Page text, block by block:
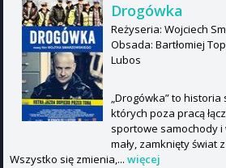
Drogówka
Reżyseria: Wojciech
Obsada: Bartłomiej
Lubos
„Drogówka” to
których poza pracą
sportowe samochody
mały, zamknięty świat
Wszystko się zmienia,... więcej